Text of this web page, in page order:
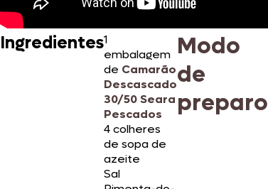
Ingredientes1
embalagem
de Camarão
Descascado
30/50 Seara
Pescados
4 colheres
de sopa de
azeite
Sal
Modo
de
preparo